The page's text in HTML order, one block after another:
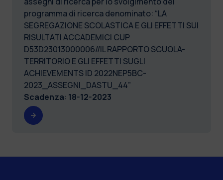
programma di ricerca denominato: “LA
SEGREGAZIONE SCOLASTICA E GLI EFFETTI SUI
RISULTATI ACCADEMICI CUP
D53D23013000006//IL RAPPORTO SCUOLA-
TERRITORIO E GLI EFFETTI SUGLI
ACHIEVEMENTS ID 2022NEP5BC-
2023_ASSEGNI_DASTU_44”
Scadenza: 18-12-2023